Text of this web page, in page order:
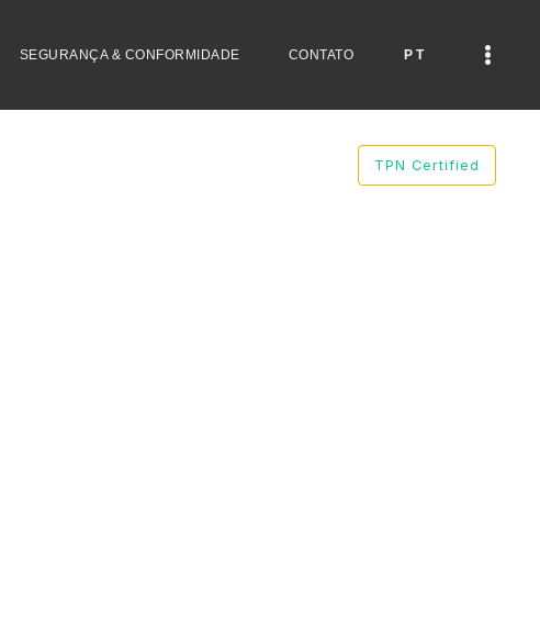
SEGURANÇA & CONFORMIDADE CONTATO PT
TPN Certified